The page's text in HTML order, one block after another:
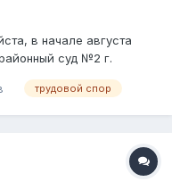
в начале августа
суд №2 г.
спор). 12.08.2013
трудовой спор